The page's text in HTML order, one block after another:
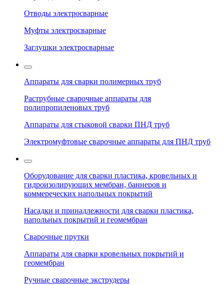
Отводы электросварные
Муфты электросварные
Заглушки электросварные
Аппараты для сварки полимерных труб
Раструбные сварочные аппараты для
полипропиленовых труб
Аппараты для стыковой сварки ПНД труб
Электромуфтовые сварочные аппараты для ПНД труб
Оборудование для сварки пластика, кровельных и
гидроизолирующих мембран, баннеров и
коммереческих напольных покрытий
Насадки и принадлежности для сварки пластика,
напольных покрытий и геомембран
Сварочные прутки
Аппараты для сварки кровельных покрытий и
геомембран
Ручные сварочные экструдеры